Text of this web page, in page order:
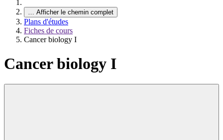
… Afficher le chemin complet
Plans d'études
Fiches de cours
Cancer biology I
Cancer biology I